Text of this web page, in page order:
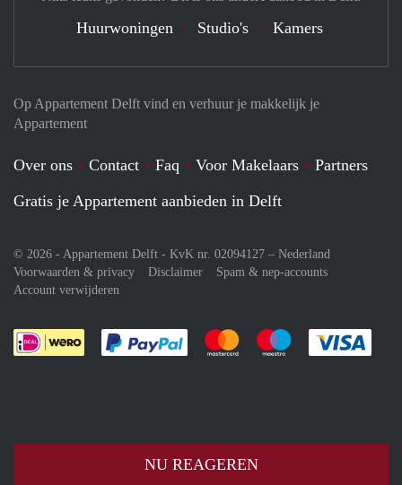
NU REAGEREN
Op Appartement Delft vind en verhuur je makkelijk je
Appartement
Over ons Contact Faq Voor Makelaars
Partners
Gratis je Appartement aanbieden in Delft
© 2026 - Appartement Delft - KvK nr. 02094127 – Nederland
Voorwaarden & privacy
Disclaimer
Spam & nep-accounts
Account verwijderen
Je rekent gemakkelijk af met Paypal
Je rekent gemakkelijk af met
Je rekent
Huurwoningen Studio's Kamers